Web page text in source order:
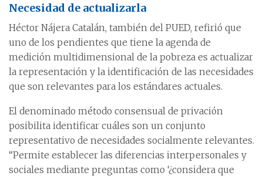
Necesidad de actualizarla
Héctor Nájera Catalán, también del PUED, refirió que
uno de los pendientes que tiene la agenda de
medición multidimensional de la pobreza es actualizar
la representación y la identificación de las necesidades
que son relevantes para los estándares actuales.
El denominado método consensual de privación
posibilita identificar cuáles son un conjunto
representativo de necesidades socialmente relevantes.
“Permite establecer las diferencias interpersonales y
sociales mediante preguntas como ‘¿considera que